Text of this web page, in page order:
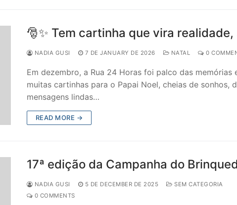
🎅✨ Tem cartinha que vira realidade,
NADIA GUSI 7 DE JANUARY DE 2026 NATAL 0
Em dezembro, a Rua 24 Horas foi palco das memórias
muitas cartinhas para o Papai Noel, cheias de sonhos,
mensagens lindas…
READ MORE →
17ª edição da Campanha do
NADIA GUSI 5 DE DECEMBER DE 2025
SEM CATEGORIA
0 COMMENTS